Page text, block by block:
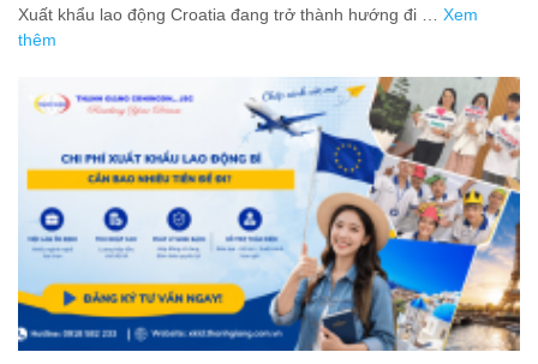
Xuất khẩu lao động Croatia đang trở thành hướng đi … Xem
thêm